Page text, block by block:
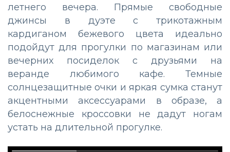
летнего вечера. Прямые свободные
джинсы в дуэте с трикотажным
кардиганом бежевого цвета идеально
подойдут для прогулки по магазинам или
вечерних посиделок с друзьями на
веранде любимого кафе. Темные
солнцезащитные очки и яркая сумка станут
акцентными аксессуарами в образе, а
белоснежные кроссовки не дадут ногам
устать на длительной прогулке.